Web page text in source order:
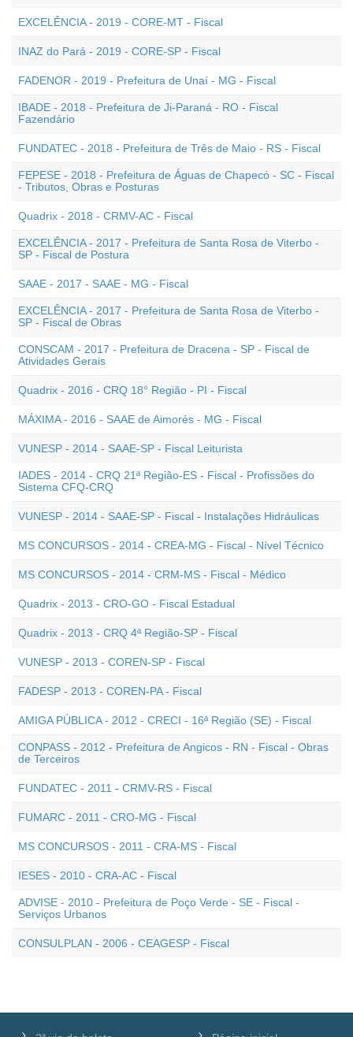
EXCELÊNCIA - 2019 - CORE-MT - Fiscal
INAZ do Pará - 2019 - CORE-SP - Fiscal
FADENOR - 2019 - Prefeitura de Unaí - MG - Fiscal
IBADE - 2018 - Prefeitura de Ji-Paraná - RO - Fiscal
Fazendário
FUNDATEC - 2018 - Prefeitura de Três de Maio - RS - Fiscal
FEPESE - 2018 - Prefeitura de Águas de Chapecó - SC - Fiscal
- Tributos, Obras e Posturas
Quadrix - 2018 - CRMV-AC - Fiscal
EXCELÊNCIA - 2017 - Prefeitura de Santa Rosa de Viterbo -
SP - Fiscal de Postura
SAAE - 2017 - SAAE - MG - Fiscal
EXCELÊNCIA - 2017 - Prefeitura de Santa Rosa de Viterbo -
SP - Fiscal de Obras
CONSCAM - 2017 - Prefeitura de Dracena - SP - Fiscal de
Atividades Gerais
Quadrix - 2016 - CRQ 18° Região - PI - Fiscal
MÁXIMA - 2016 - SAAE de Aimorés - MG - Fiscal
VUNESP - 2014 - SAAE-SP - Fiscal Leiturista
IADES - 2014 - CRQ 21ª Região-ES - Fiscal - Profissões do
Sistema CFQ-CRQ
VUNESP - 2014 - SAAE-SP - Fiscal - Instalações Hidráulicas
MS CONCURSOS - 2014 - CREA-MG - Fiscal - Nível Técnico
MS CONCURSOS - 2014 - CRM-MS - Fiscal - Médico
Quadrix - 2013 - CRO-GO - Fiscal Estadual
Quadrix - 2013 - CRQ 4ª Região-SP - Fiscal
VUNESP - 2013 - COREN-SP - Fiscal
FADESP - 2013 - COREN-PA - Fiscal
AMIGA PÚBLICA - 2012 - CRECI - 16ª Região (SE) - Fiscal
CONPASS - 2012 - Prefeitura de Angicos - RN - Fiscal - Obras
de Terceiros
FUNDATEC - 2011 - CRMV-RS - Fiscal
FUMARC - 2011 - CRO-MG - Fiscal
MS CONCURSOS - 2011 - CRA-MS - Fiscal
IESES - 2010 - CRA-AC - Fiscal
ADVISE - 2010 - Prefeitura de Poço Verde - SE - Fiscal -
Serviços Urbanos
CONSULPLAN - 2006 - CEAGESP - Fiscal